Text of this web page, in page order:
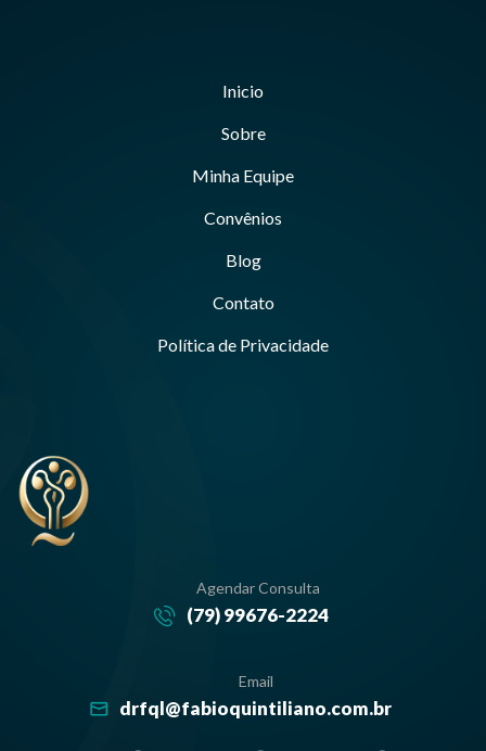
Inicio
Sobre
Minha Equipe
Convênios
Blog
Contato
Política de Privacidade
Agendar Consulta
(79) 99676-2224
Email
drfql@fabioquintiliano.com.br